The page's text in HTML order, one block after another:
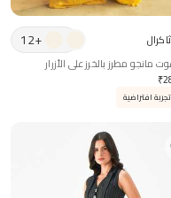
+
12
مانجو مطرز بالخرز على الأزرار
₹
تجربة افتراضية